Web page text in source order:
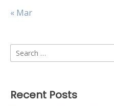
« Mar
Search
for:
Recent Posts